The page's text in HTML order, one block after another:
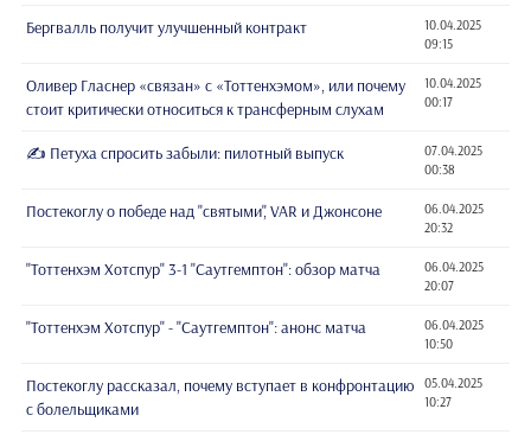
Бергвалль получит улучшенный контракт
10.04.2025
09:15
Оливер Гласнер «связан» с «Тоттенхэмом», или почему
стоит критически относиться к трансферным слухам
10.04.2025
00:17
✍️ Петуха спросить забыли: пилотный выпуск
07.04.2025
00:38
Постекоглу о победе над "святыми", VAR и Джонсоне
06.04.2025
20:32
"Тоттенхэм Хотспур" 3-1 "Саутгемптон": обзор матча
06.04.2025
20:07
"Тоттенхэм Хотспур" - "Саутгемптон": анонс матча
06.04.2025
10:50
Постекоглу рассказал, почему вступает в конфронтацию
с болельщиками
05.04.2025
10:27